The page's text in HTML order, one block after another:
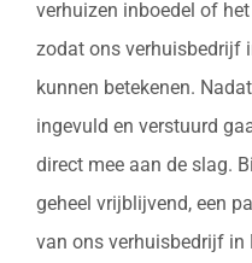
verhuizen inboedel of
zodat ons verhuisbedrijf
kunnen betekenen.
ingevuld en verstuurd
direct mee aan de slag.
geheel vrijblijvend, een
van ons verhuisbedrijf in